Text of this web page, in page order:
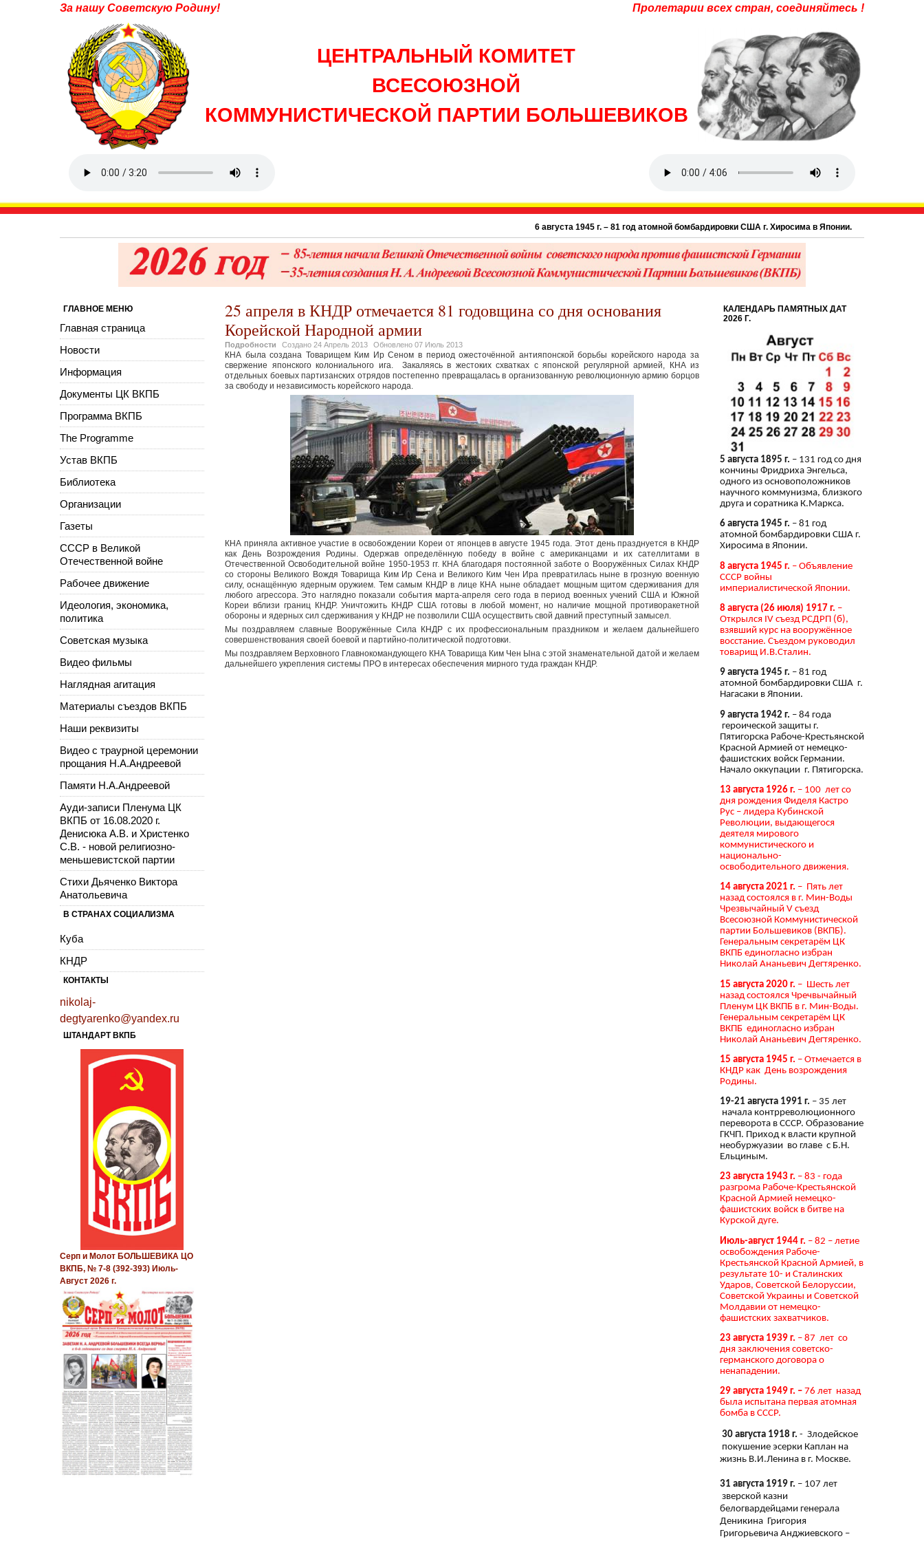
За нашу Советскую Родину! Пролетарии всех стран, соединяйтесь !
ЦЕНТРАЛЬНЫЙ КОМИТЕТ
ВСЕСОЮЗНОЙ
КОММУНИСТИЧЕСКОЙ ПАРТИИ БОЛЬШЕВИКОВ
6 августа 1945 г. – 81 год атомной бомбардировки США г. Хиросима в Японии.
25 апреля в КНДР отмечается 81 годовщина со дня основания
Корейской Народной армии
Подробности Создано 24 Апрель 2013 Обновлено 07 Июль 2013
КНА была создана Товарищем Ким Ир Сеном в период ожесточённой антияпонской борьбы корейского народа за
свержение японского колониального ига. Закаляясь в жестоких схватках с японской регулярной армией, КНА из
отдельных боевых партизанских отрядов постепенно превращалась в организованную революционную армию борцов
за свободу и независимость корейского народа.
КНА приняла активное участие в освобождении Кореи от японцев в августе 1945 года. Этот день празднуется в КНДР
как День Возрождения Родины. Одержав определённую победу в войне с американцами и их сателлитами в
Отечественной Освободительной войне 1950-1953 гг. КНА благодаря постоянной заботе о Вооружённых Силах КНДР
со стороны Великого Вождя Товарища Ким Ир Сена и Великого Ким Чен Ира превратилась ныне в грозную военную
силу, оснащённую ядерным оружием. Тем самым КНДР в лице КНА ныне обладает мощным щитом сдерживания для
любого агрессора. Это наглядно показали события марта-апреля сего года в период военных учений США и Южной
Кореи вблизи границ КНДР. Уничтожить КНДР США готовы в любой момент, но наличие мощной противоракетной
обороны и ядерных сил сдерживания у КНДР не позволили США осуществить свой давний преступный замысел.
Мы поздравляем славные Вооружённые Сила КНДР с их профессиональным праздником и желаем дальнейшего
совершенствования своей боевой и партийно-политической подготовки.
Мы поздравляем Верховного Главнокомандующего КНА Товарища Ким Чен Ына с этой знаменательной датой и желаем
дальнейшего укрепления системы ПРО в интересах обеспечения мирного туда граждан КНДР.
ГЛАВНОЕ МЕНЮ
Главная страница
Новости
Информация
Документы ЦК ВКПБ
Программа ВКПБ
The Programme
Устав ВКПБ
Библиотека
Организации
Газеты
СССР в Великой
Отечественной войне
Рабочее движение
Идеология, экономика,
политика
Советская музыка
Видео фильмы
Наглядная агитация
Материалы съездов ВКПБ
Наши реквизиты
Видео с траурной церемонии
прощания Н.А.Андреевой
Памяти Н.А.Андреевой
Ауди-записи Пленума ЦК
ВКПБ от 16.08.2020 г.
Денисюка А.В. и Христенко
С.В. - новой религиозно-
меньшевистской партии
Стихи Дьяченко Виктора
Анатольевича
В СТРАНАХ СОЦИАЛИЗМА
Куба
КНДР
КОНТАКТЫ
nikolaj-
degtyarenko@yandex.ru
ШТАНДАРТ ВКПБ
Серп и Молот БОЛЬШЕВИКА ЦО
ВКПБ, № 7-8 (392-393) Июль-
Август 2026 г.
КАЛЕНДАРЬ ПАМЯТНЫХ ДАТ
2026 Г.
5 августа 1895 г. – 131 год со дня
кончины Фридриха Энгельса,
одного из основоположников
научного коммунизма, близкого
друга и соратника К.Маркса.
6 августа 1945 г. – 81 год
атомной бомбардировки США г.
Хиросима в Японии.
8 августа 1945 г. – Объявление
СССР войны
империалистической Японии.
8 августа (26 июля) 1917 г. –
Открылся IV съезд РСДРП (б),
взявший курс на вооружённое
восстание. Съездом руководил
товарищ И.В.Сталин.
9 августа 1945 г. – 81 год
атомной бомбардировки США г.
Нагасаки в Японии.
9 августа 1942 г. – 84 года
героической защиты г.
Пятигорска Рабоче-Крестьянской
Красной Армией от немецко-
фашистских войск Германии.
Начало оккупации г. Пятигорска.
13 августа 1926 г. – 100 лет со
дня рождения Фиделя Кастро
Рус – лидера Кубинской
Революции, выдающегося
деятеля мирового
коммунистического и
национально-
освободительного движения.
14 августа 2021 г. – Пять лет
назад состоялся в г. Мин-Воды
Чрезвычайный V съезд
Всесоюзной Коммунистической
партии Большевиков (ВКПБ).
Генеральным секретарём ЦК
ВКПБ единогласно избран
Николай Ананьевич Дегтяренко.
15 августа 2020 г. – Шесть лет
назад состоялся Чречвычайный
Пленум ЦК ВКПБ в г. Мин-Воды.
Генеральным секретарём ЦК
ВКПБ единогласно избран
Николай Ананьевич Дегтяренко.
15 августа 1945 г. – Отмечается в
КНДР как День возрождения
Родины.
19-21 августа 1991 г. – 35 лет
начала контрреволюционного
переворота в СССР. Образование
ГКЧП. Приход к власти крупной
необуржуазии во главе с Б.Н.
Ельциным.
23 августа 1943 г. – 83 - года
разгрома Рабоче-Крестьянской
Красной Армией немецко-
фашистских войск в битве на
Курской дуге.
Июль-август 1944 г. – 82 – летие
освобождения Рабоче-
Крестьянской Красной Армией, в
результате 10- и Сталинских
Ударов, Советской Белоруссии,
Советской Украины и Советской
Молдавии от немецко-
фашистских захватчиков.
23 августа 1939 г. – 87 лет со
дня заключения советско-
германского договора о
ненападении.
29 августа 1949 г. – 76 лет назад
была испытана первая атомная
бомба в СССР.
30 августа 1918 г. - Злодейское
покушение эсерки Каплан на
жизнь В.И.Ленина в г. Москве.
31 августа 1919 г. – 107 лет
зверской казни
белогвардейцами генерала
Деникина Григория
Григорьевича Анджиевского –